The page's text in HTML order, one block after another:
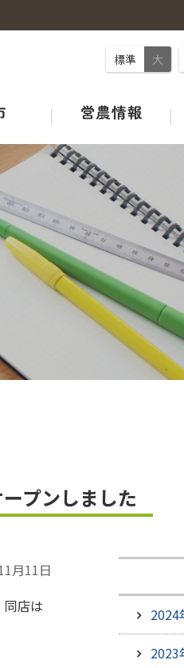
標準 大
事業内容
オフィシャルSNSのご紹介
お米の基礎知識
広島の酒米
特別栽培米ガイドライン
お米の宅配便
【お米の通販
ひろしま米はひろしま愛
ギュギュ～と広島和牛
鶏卵
HACCP取組状況
旬のカレンダー
青果市場カレンダー
店舗情報
みのりみのるプロジェクト
土づくり
ＪＡグリーン店舗
中古農機マッチングシス
ＪＡタウン
ＪＡクミアイプロパン
プンしました
月11日
同店は
2024
2023